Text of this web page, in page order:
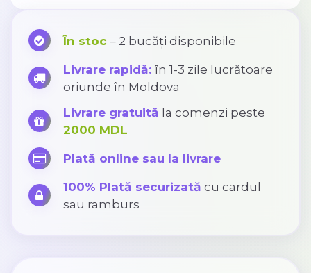
În stoc – 2 bucăți disponibile
Livrare rapidă: în 1-3 zile lucrătoare
oriunde în Moldova
Livrare gratuită la comenzi peste
2000 MDL
Plată online sau la livrare
100% Plată securizată cu cardul
sau ramburs